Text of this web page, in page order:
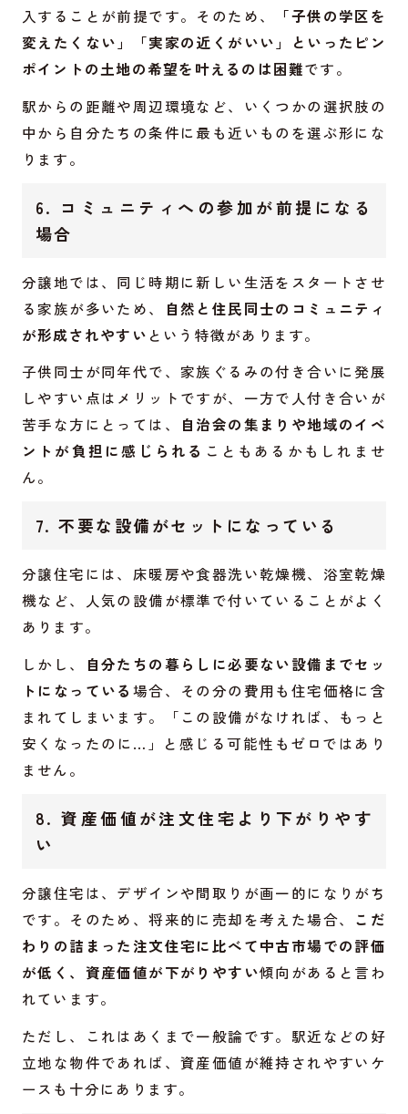
入することが前提です。そのため、
「子供の学区を
変えたくない」「実家の近くがいい」といったピン
ポイントの土地の希望を叶えるのは困難です。
駅からの距離や周辺環境など、いくつかの選択肢の
中から自分たちの条件に最も近いものを選ぶ形にな
ります。
6. コミュニティへの参加が前提になる
場合
分譲地では、同じ時期に新しい生活をスタートさせ
る家族が多いため、
自然と住民同士のコミュニティ
が形成されやすい という特徴があります。
子供同士が同年代で、家族ぐるみの付き合いに発展
しやすい点はメリットですが、一方で人付き合いが
苦手な方にとっては、
自治会の集まりや地域のイベ
ントが負担に感じられる こともあるかもしれませ
ん。
7. 不要な設備がセットになっている
分譲住宅には、床暖房や食器洗い乾燥機、浴室乾燥
機など、人気の設備が標準で付いていることがよく
あります。
しかし、
自分たちの暮らしに必要ない設備までセッ
トになっている 場合、その分の費用も住宅価格に含
まれてしまいます。「この設備がなければ、もっと
安くなったのに…」と感じる可能性もゼロではあり
ません。
8. 資産価値が注文住宅より下がりやす
い
分譲住宅は、デザインや間取りが画一的になりがち
です。そのため、将来的に売却を考えた場合、 こだ
わりの詰まった注文住宅に比べて中古市場での評価
が低く、資産価値が下がりやすい傾向があると言わ
れています。
ただし、これはあくまで一般論です。駅近などの好
立地な物件であれば、資産価値が維持されやすいケ
ースも十分にあります。